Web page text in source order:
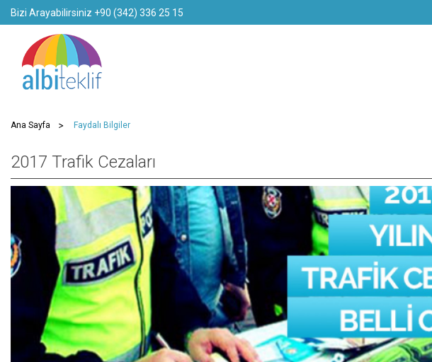
Bizi Arayabilirsiniz +90 (342) 336 25 15
Ana Sayfa Faydalı Bilgiler
2017 Trafik Cezaları